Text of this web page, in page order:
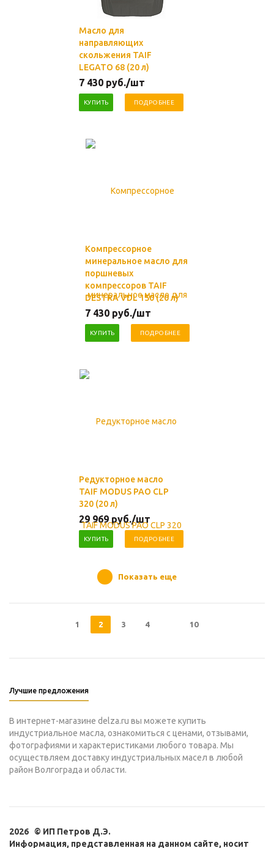
Масло для
направляющих
скольжения TAIF
LEGATO 68 (20 л)
7 430 руб./шт
КУПИТЬ ПОДРОБНЕЕ
Компрессорное
минеральное масло для
поршневых
компрессоров TAIF
DESTRA VDL 150 (20 л)
7 430 руб./шт
КУПИТЬ ПОДРОБНЕЕ
Редукторное масло
TAIF MODUS PAO CLP
320 (20 л)
29 969 руб./шт
КУПИТЬ ПОДРОБНЕЕ
Показать еще
1 2 3 4 10
Лучшие предложения
В интернет-магазине delza.ru вы можете купить
индустриальное масла, ознакомиться с ценами, отзывами,
фотографиями и характеристиками любого товара. Мы
осуществляем доставку индустриальных масел в любой
район Волгограда и области.
2026 © ИП Петров Д.Э.
Информация, представленная на данном сайте, носит